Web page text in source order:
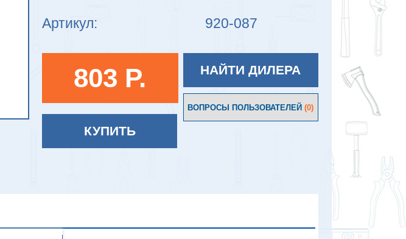
Артикул: 920-087
803 P.
КУПИТЬ
НАЙТИ ДИЛЕРА
ВОПРОСЫ ПОЛЬЗОВАТЕЛЕЙ(0)